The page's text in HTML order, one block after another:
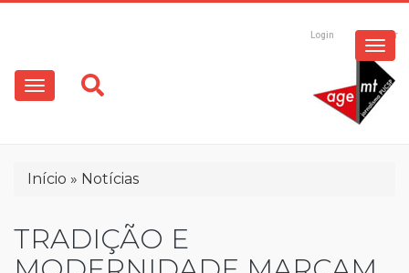
conteúdo
principal
Login Registrar
Main
navigation
Trilha
navegação
Início Notícias
TRADIÇÃO E